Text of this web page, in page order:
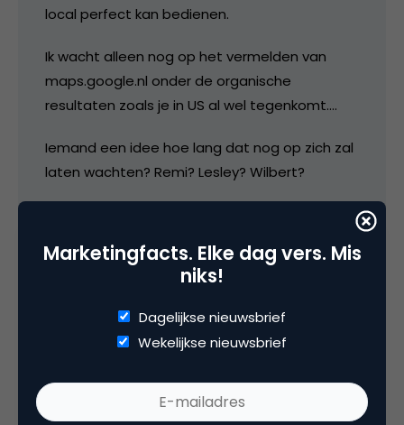
local perfect kan bedienen.
Ik wacht alleen nog op het vermelden van
maps.google.nl onder de organische
resultaten zoals je in US al wel tegenkomt….
Iemand een idee hoe lang dat nog op zich zal
laten wachten? Remi? Lesley? Wilbert?
Peter van der Graaf
Jammer dat deze punten nu pas tot de
meeste mensen doordringen. Al deze dingen
Marketingfacts. Elke dag vers. Mis
niks!
Dagelijkse nieuwsbrief
Wekelijkse nieuwsbrief